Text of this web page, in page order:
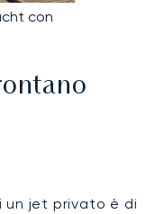
con
un jet privato è di